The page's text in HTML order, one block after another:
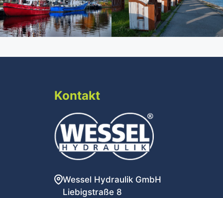
Kontakt
Wessel Hydraulik GmbH
Liebigstraße 8